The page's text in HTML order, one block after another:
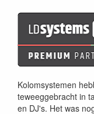
Kolomsystemen
teweeggebracht in
en DJ's. Het was